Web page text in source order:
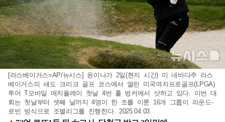
[라스베이거스=AP/뉴시스] 윤이나가 2일(현지 시간) 미 네바다주 라스
베이거스의 섀도 크리크 골프 코스에서 열린 미국여자프로골프(LPGA)
투어 T모바일 매치플레이 첫날 4번 홀 벙커에서 샷하고 있다. 이번 대
회는 첫날부터 셋째 날까지 4명이 한 조를 이룬 16개 그룹이 라운드-
로빈 방식으로 조별리그를 진행한다. 2025.04.03.